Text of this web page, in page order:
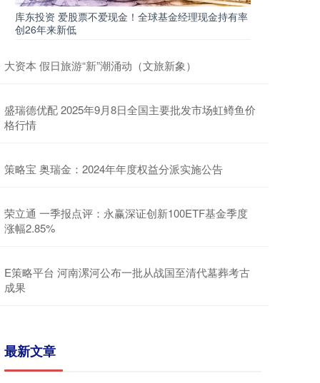
库东投资 爱股票不爱现金！全球基金经理现金持有率
创26年来新低
大资本 假日旅游“新”潮涌动（文旅新象）
盛瑞德优配 2025年9月8日全国主要批发市场虹鳟鱼价
格行情
策略宝 奥瑞金：2024年年度权益分派实施公告
荣立通 一季报点评：永赢深证创新100ETF基金季度
涨幅2.85%
E策略平台 河南漯河公布一批从战国至清代墓葬考古
成果
最新文章